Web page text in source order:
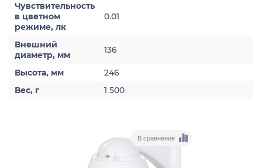
Чувствительность
в цветном
режиме, лк
0.01
Внешний
диаметр, мм
136
Высота, мм
246
Вес, г
1 500
В сравнение